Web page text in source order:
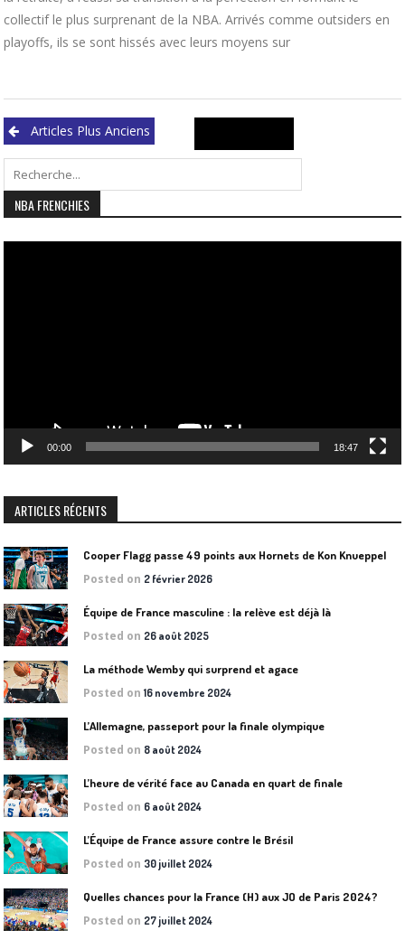
collectif le plus surprenant de la NBA. Arrivés comme outsiders en
playoffs, ils se sont hissés avec leurs moyens sur
Navigation
des
articles
Articles Plus Anciens
for:
NBA FRENCHIES
00:00 18:47
ARTICLES RÉCENTS
Cooper Flagg passe 49 points aux Hornets de Kon Knueppel
Posted on 2 février 2026
Équipe de France masculine : la relève est déjà là
Posted on 26 août 2025
La méthode Wemby qui surprend et agace
Posted on16 novembre 2024
L’Allemagne, passeport pour la finale olympique
Posted on 8 août 2024
L’heure de vérité face au Canada en quart de finale
Posted on 6 août 2024
L’Équipe de France assure contre le Brésil
Posted on 30 juillet 2024
Quelles chances pour la France (H) aux JO de Paris 2024?
Posted on 27 juillet 2024